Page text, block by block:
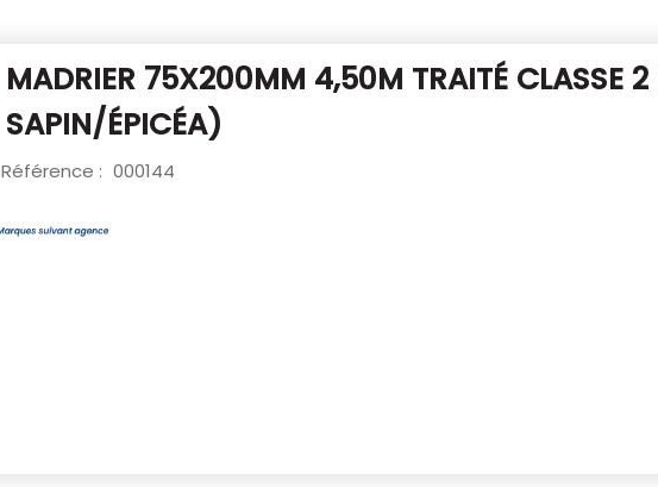
MADRIER 75X200MM 4,50M TRAITÉ CLASSE 2
SAPIN/ÉPICÉA)
Référence : 000144